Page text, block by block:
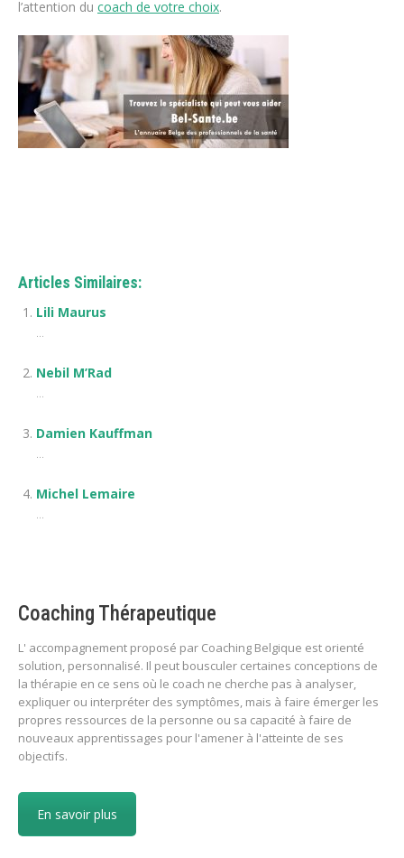
l’attention du coach de votre choix.
Articles Similaires:
Lili Maurus
...
Nebil M’Rad
...
Damien Kauffman
...
Michel Lemaire
...
Coaching Thérapeutique
L' accompagnement proposé par Coaching Belgique est orienté
solution, personnalisé. Il peut bousculer certaines conceptions de
la thérapie en ce sens où le coach ne cherche pas à analyser,
expliquer ou interpréter des symptômes, mais à faire émerger les
propres ressources de la personne ou sa capacité à faire de
nouveaux apprentissages pour l'amener à l'atteinte de ses
objectifs.
En savoir plus